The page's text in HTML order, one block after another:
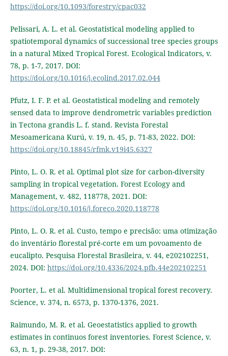
https://doi.org/10.1093/forestry/cpac032
Pelissari, A. L. et al. Geostatistical modeling applied to
spatiotemporal dynamics of successional tree species groups
in a natural Mixed Tropical Forest. Ecological Indicators, v.
78, p. 1-7, 2017. DOI:
https://doi.org/10.1016/j.ecolind.2017.02.044
Pfutz, I. F. P. et al. Geostatistical modeling and remotely
sensed data to improve dendrometric variables prediction
in Tectona grandis L. f. stand. Revista Forestal
Mesoamericana Kurú, v. 19, n. 45, p. 71-83, 2022. DOI:
https://doi.org/10.18845/rfmk.v19i45.6327
Pinto, L. O. R. et al. Optimal plot size for carbon-diversity
sampling in tropical vegetation. Forest Ecology and
Management, v. 482, 118778, 2021. DOI:
https://doi.org/10.1016/j.foreco.2020.118778
Pinto, L. O. R. et al. Custo, tempo e precisão: uma otimização
do inventário florestal pré-corte em um povoamento de
eucalipto. Pesquisa Florestal Brasileira, v. 44, e202102251,
2024. DOI: https://doi.org/10.4336/2024.pfb.44e202102251
Poorter, L. et al. Multidimensional tropical forest recovery.
Science, v. 374, n. 6573, p. 1370-1376, 2021.
Raimundo, M. R. et al. Geoestatistics applied to growth
estimates in continuos forest inventories. Forest Science, v.
63, n. 1, p. 29-38, 2017. DOI: